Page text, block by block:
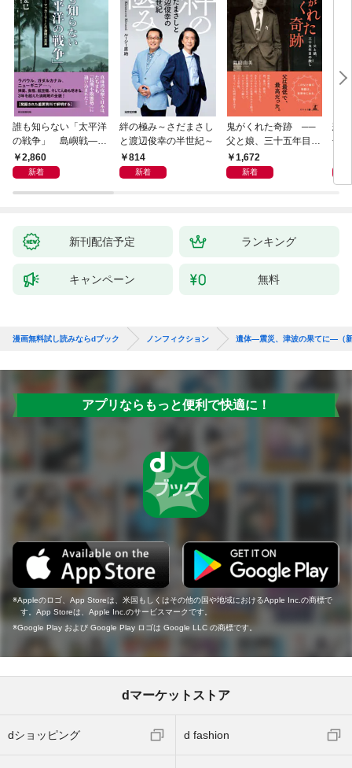
誰も知らない「太平洋
の戦争」 島嶼戦――
マッカーサーとの激闘
の真実
2,860
新着
絆の極み～さだまさし
と渡辺俊幸の半世紀～
814
新着
鬼がくれた奇跡 ──
父と娘、三十五年目の
赦し1,672
新着
悲
子
新刊配信予定 ランキング
キャンペーン 無料
漫画無料試し読みならdブック ノンフィクション 遺体—震災、津波の果てに—（
アプリならもっと便利で快適に！
Appleのロゴ、App Storeは、米国もしくはその他の国や地域におけるApple Inc.の商標で
す。App Storeは、Apple Inc.のサービスマークです。
Google Play および Google Play ロゴは Google LLC の商標です。
dマーケットストア
dショッピング d fashion